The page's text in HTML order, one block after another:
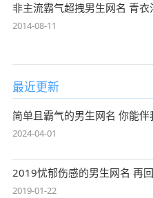
非主流霸气超拽男生网名 青衣
2014-08-11
最近更新
简单且霸气的男生网名 你能伴
2024-04-01
2019忧郁伤感的男生网名 再
2019-01-22